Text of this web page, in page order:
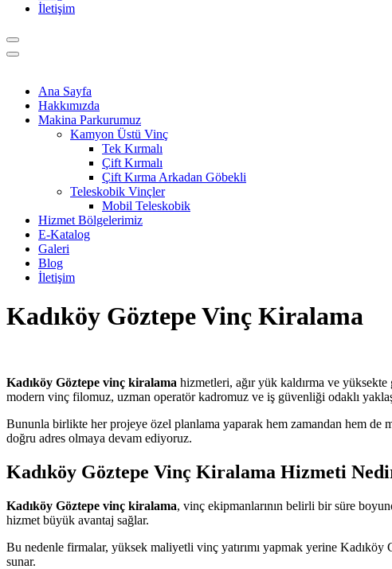
İletişim
Ana Sayfa
Hakkımızda
Makina Parkurumuz
Kamyon Üstü Vinç
Tek Kırmalı
Çift Kırmalı
Çift Kırma Arkadan Göbekli
Teleskobik Vinçler
Mobil Teleskobik
Hizmet Bölgelerimiz
E-Katalog
Galeri
Blog
İletişim
Kadıköy Göztepe Vinç Kiralama
Kadıköy Göztepe vinç kiralama hizmetleri, ağır yük kaldırma ve
modern vinç filomuz, uzman operatör kadromuz ve iş güvenliği odaklı
Bununla birlikte her projeye özel planlama yaparak hem zamandan hem de
doğru adres olmaya devam ediyoruz.
Kadıköy Göztepe Vinç Kiralama Hizmeti
Kadıköy Göztepe vinç kiralama, vinç ekipmanlarının belirli bir süre
hizmet büyük avantaj sağlar.
Bu nedenle firmalar, yüksek maliyetli vinç yatırımı yapmak yerine
sunar.